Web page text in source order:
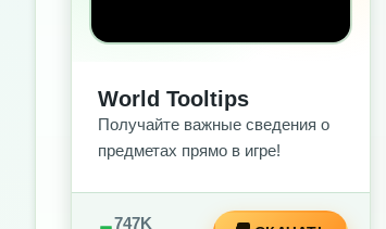
World Tooltips
Получайте важные сведения о
предметах прямо в игре!
747K